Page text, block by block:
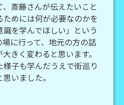
斎藤さんが伝えたいこと
めには何が必要なのかを
を学んでほしい」という
に行って、地元の方の話
きく変わると思います。
子も学んだうえで街巡り
いました。